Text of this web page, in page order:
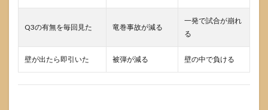
Q3の有無を毎回見た 竜巻事故が減る
一発で試合が崩れ
る
壁が出たら即引いた 被弾が減る 壁の中で負ける